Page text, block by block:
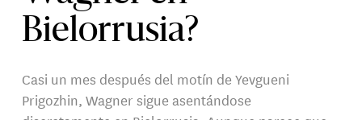
Bielorrusia?
Casi un mes después del motín de Yevgueni
Prigozhin, Wagner sigue asentándose